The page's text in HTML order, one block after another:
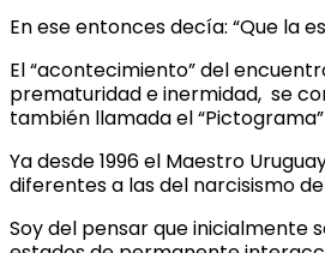
En ese entonces decía: “Que la
El “acontecimiento” del
prematuridad e inermidad, se
también llamada el
Ya desde 1996 el Maestro
diferentes a las del narcisismo
Soy del pensar que inicialmente